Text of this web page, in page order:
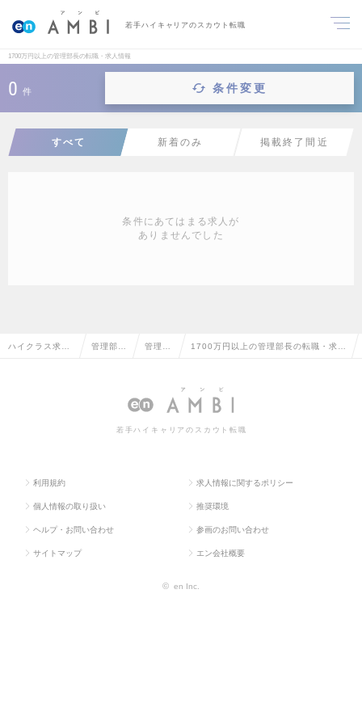
若手ハイキャリアのスカウト転職
1700万円以上の管理部長の転職・求人情報
0 件 条件変更
すべて 新着のみ 掲載終了間近
条件にあてはまる求人が
ありませんでした
ハイクラス求人 管理部門 管理部 1700万円以上の管理部長の転職・求人
若手ハイキャリアのスカウト転職
利用規約 求人情報に関するポリシー
個人情報の取り扱い 推奨環境
ヘルプ・お問い合わせ 参画のお問い合わせ
サイトマップ エン会社概要
© en Inc.